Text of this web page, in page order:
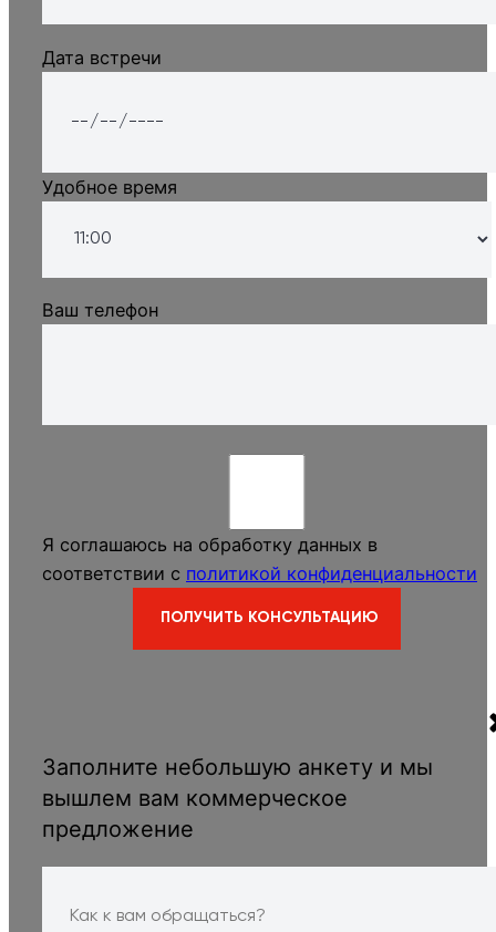
Дата встречи
Удобное время
Ваш телефон
Я соглашаюсь на обработку данных в
соответствии с политикой конфиденциальности
Заполните небольшую анкету и мы
вышлем вам коммерческое
предложение